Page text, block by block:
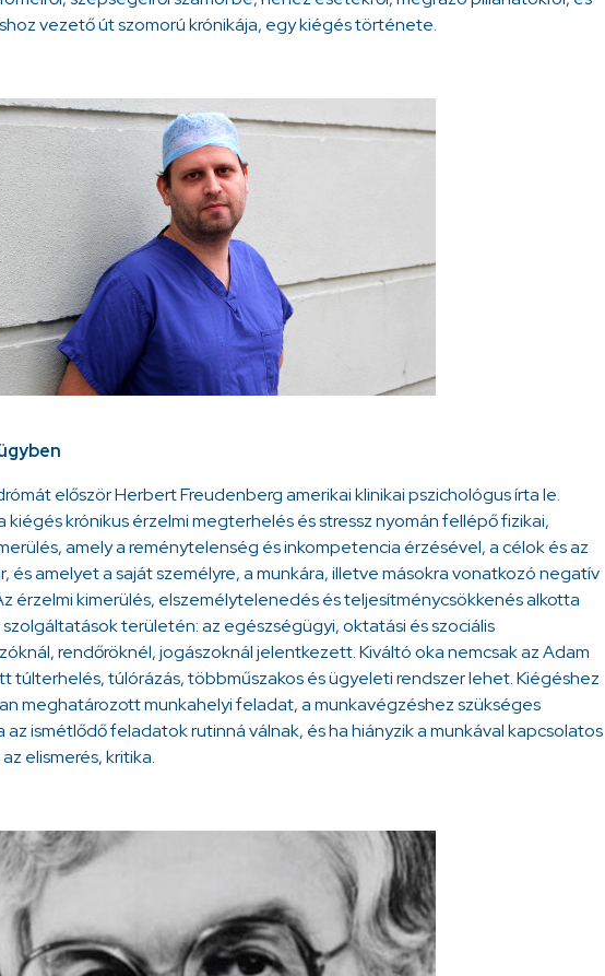
vezető út szomorú krónikája, egy kiégés története.
először Herbert Freudenberg amerikai klinikai pszichológus írta le.
kiégés krónikus érzelmi megterhelés és stressz nyomán fellépő fizikai,
amely a reménytelenség és inkompetencia érzésével, a célok és az
és amelyet a saját személyre, a munkára, illetve másokra vonatkozó negatív
érzelmi kimerülés, elszemélytelenedés és teljesítménycsökkenés alkotta
területén: az egészségügyi, oktatási és szociális
rendőröknél, jogászoknál jelentkezett. Kiváltó oka nemcsak az Adam
túlterhelés, túlórázás, többműszakos és ügyeleti rendszer lehet. Kiégéshez
meghatározott munkahelyi feladat, a munkavégzéshez szükséges
az ismétlődő feladatok rutinná válnak, és ha hiányzik a munkával kapcsolatos
elismerés, kritika.